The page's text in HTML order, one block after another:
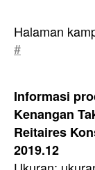
Halaman
#
Informasi
Kenangan
Reitaires
2019.12